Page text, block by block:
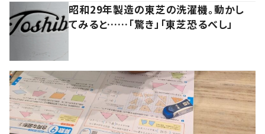
昭和29年製造の東芝の洗濯機。動かし
てみると……「驚き」「東芝恐るべし」